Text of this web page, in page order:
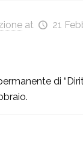
at 21
di